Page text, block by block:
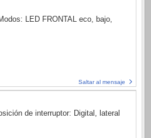
LED FRONTAL eco, bajo,
Saltar al mensaje
de interruptor: Digital, lateral